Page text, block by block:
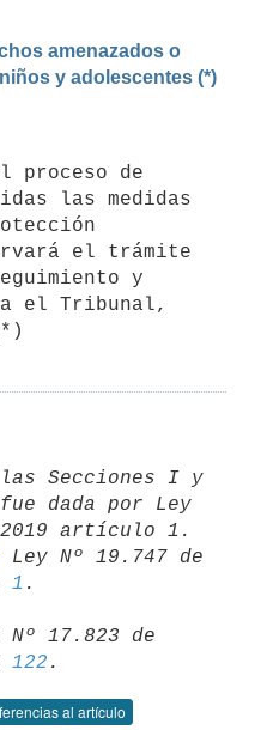
amenazados o
y adolescentes (*)
las medidas
el trámite
y
el Tribunal,
las Secciones I y
dada por Ley
Ley Nº 19.747 de
1
Nº 17.823 de
122
al artículo